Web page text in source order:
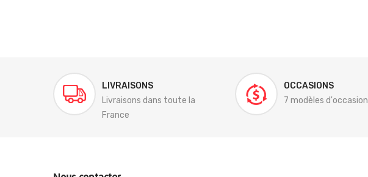
LIVRAISONS
Livraisons dans toute la
France
OCCASIONS
7 modèles d'occasion